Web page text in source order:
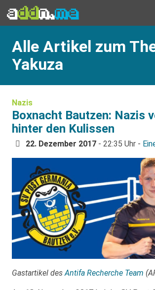
Alle Artikel zum
Yakuza
Nazis
Boxnacht Bautzen: Nazis
hinter den Kulissen
22. Dezember 2017 - 22:35 Uhr -
Gastartikel desAntifa Recherche Team